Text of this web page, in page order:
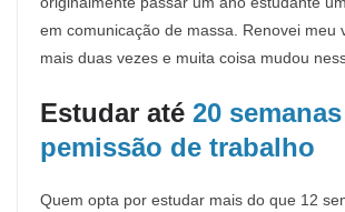
em comunicação de massa. Renovei meu
mais duas vezes e muita coisa mudou
Estudar até 20
pemissão de trabalho
Quem opta por estudar mais do que 12